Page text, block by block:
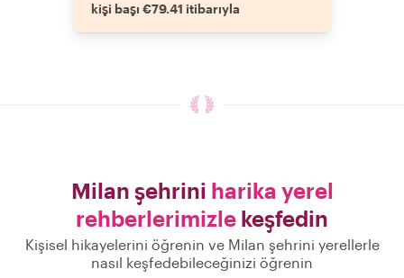
kişi başı €79.41 itibarıyla
Milan şehrini harika yerel
rehberlerimizle keşfedin
Kişisel hikayelerini öğrenin ve Milan şehrini yerellerle
nasıl keşfedebileceğinizi öğrenin